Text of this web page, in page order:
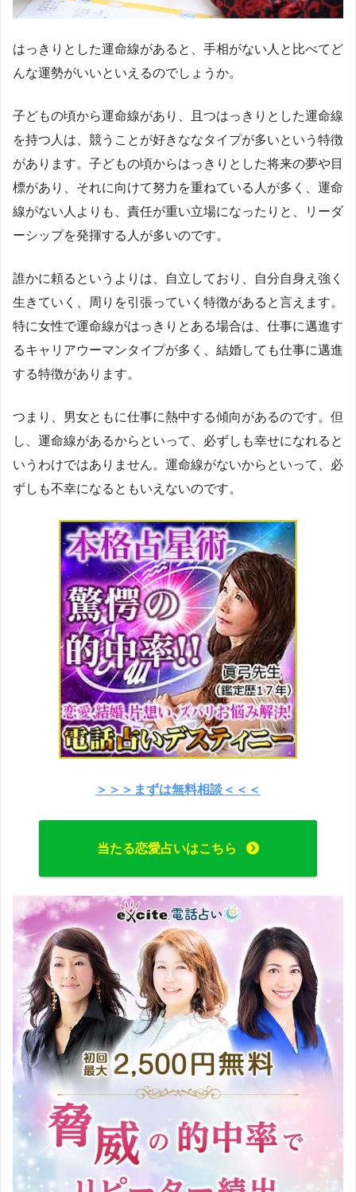
はっきりとした運命線があると、手相がない人と比べてど
んな運勢がいいといえるのでしょうか。
子どもの頃から運命線があり、且つはっきりとした運命線
を持つ人は、競うことが好きななタイプが多いという特徴
があります。子どもの頃からはっきりとした将来の夢や目
標があり、それに向けて努力を重ねている人が多く、運命
線がない人よりも、責任が重い立場になったりと、リーダ
ーシップを発揮する人が多いのです。
誰かに頼るというよりは、自立しており、自分自身え強く
生きていく、周りを引張っていく特徴があると言えます。
特に女性で運命線がはっきりとある場合は、仕事に邁進す
るキャリアウーマンタイプが多く、結婚しても仕事に邁進
する特徴があります。
つまり、男女ともに仕事に熱中する傾向があるのです。但
し、運命線があるからといって、必ずしも幸せになれると
いうわけではありません。運命線がないからといって、必
ずしも不幸になるともいえないのです。
＞＞＞まずは無料相談＜＜＜
当たる恋愛占いはこちら